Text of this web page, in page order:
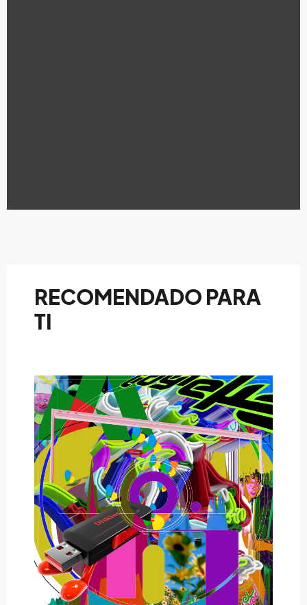
RECOMENDADO PARA
TI